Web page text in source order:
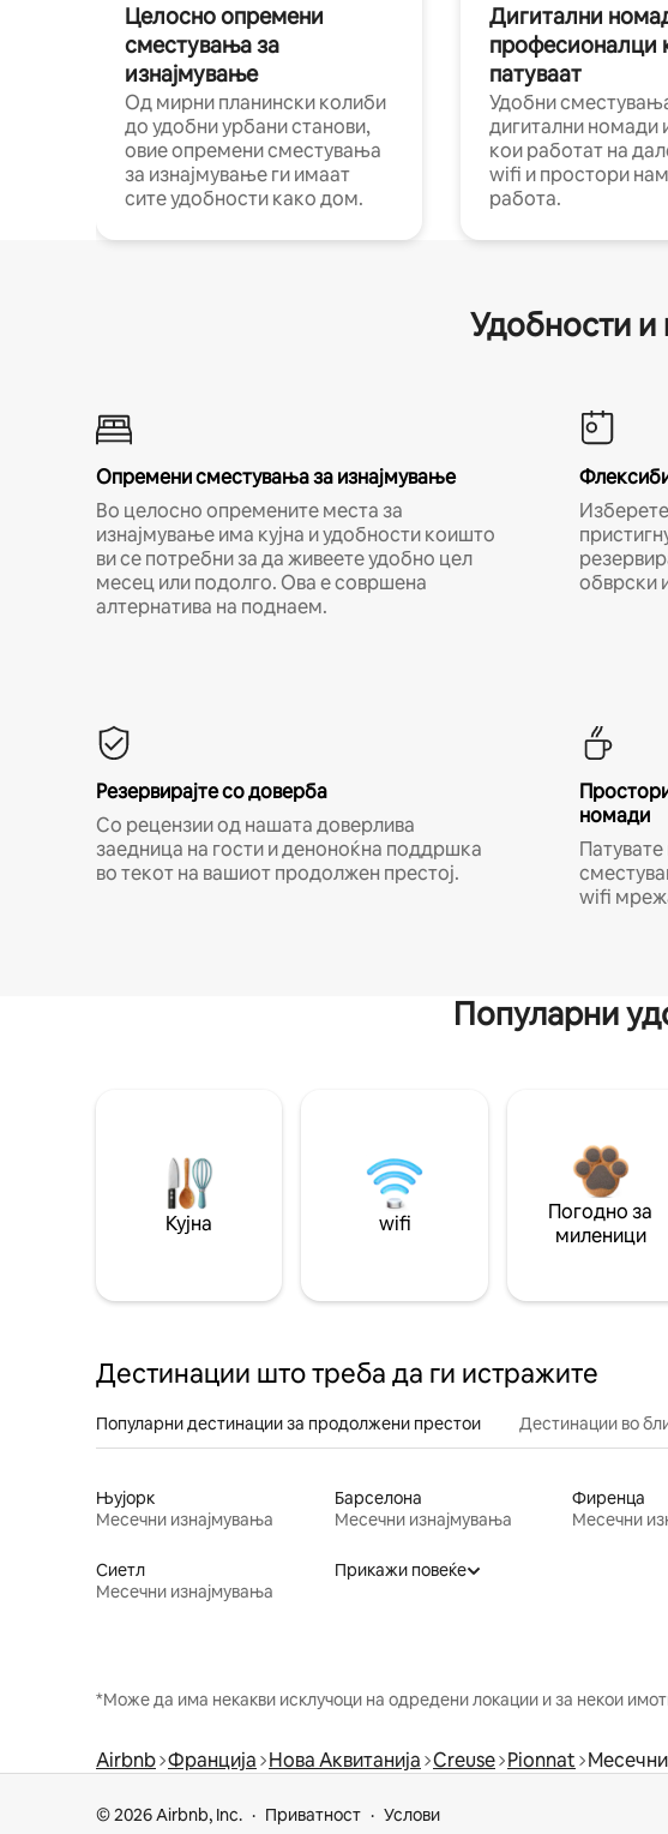
Целосно опремени
сместувања за
изнајмување
Од мирни планински колиби
до удобни урбани станови,
овие опремени сместувања
за изнајмување ги имаат
сите удобности како дом.
Дигитални
професионалци
патуваат
Удобни
дигитални номади
кои работат на
wifi и простори
работа.
Удобности и
Опремени сместувања за изнајмување
Во целосно опремените места за
изнајмување има кујна и удобности коишто
ви се потребни за да живеете удобно цел
месец или подолго. Ова е совршена
алтернатива на поднаем.
обврски
Резервирајте со доверба
Со рецензии од нашата доверлива
заедница на гости и деноноќна поддршка
во текот на вашиот продолжен престој.
номади
wifi
Популарни
Кујна wifi
Погодно за
миленици
Дестинации што треба да ги истражите
Популарни дестинации за продолжени престои Дестинации во
Њујорк
Месечни изнајмувања
Барселона
Месечни изнајмувања
Фиренца
Месечни
Сиетл
Месечни изнајмувања
Прикажи повеќе
*Може да има некакви исклучоци на одредени локации и за некои
Airbnb Франција Нова Аквитанија Creuse Pionnat
© 2026 Airbnb, Inc. Приватност Услови